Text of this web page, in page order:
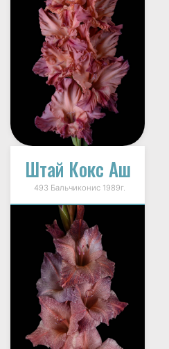
Штай Кокс Аш
493 Бальчиконис 1989г.